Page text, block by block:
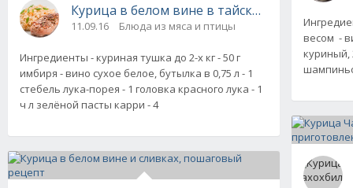
Курица в белом вине в тайском стиле,
11.09.16 Блюда из мяса и птицы
Ингредиенты - куриная тушка до 2-х кг - 50 г
имбиря - вино сухое белое, бутылка в 0,75 л - 1
стебель лука-порея - 1 головка красного лука - 1
ч л зелёной пасты карри - 4
весом -
куриный,